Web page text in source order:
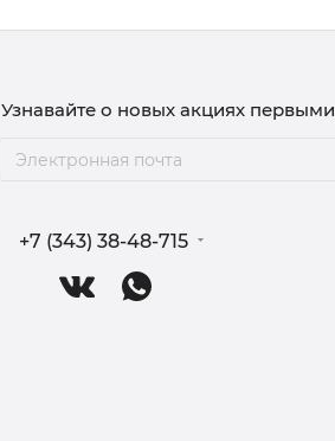
Узнавайте о новых акциях первыми
+7 (343) 38-48-715